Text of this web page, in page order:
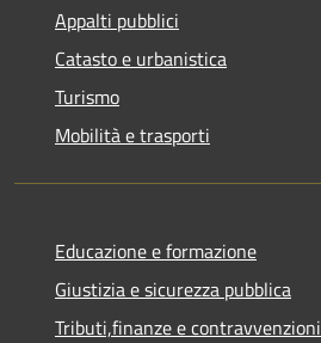
Appalti pubblici
Catasto e urbanistica
Turismo
Mobilità e trasporti
Educazione e formazione
Giustizia e sicurezza pubblica
Tributi,finanze e contravvenzioni